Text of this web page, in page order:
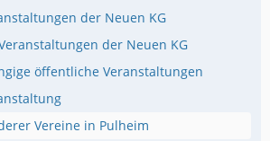
der Neuen KG
der Neuen KG
öffentliche Veranstaltungen
Vereine in Pulheim